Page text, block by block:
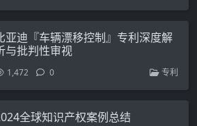
亚迪『车辆漂移控制』专利深度解
与批判性审视
1,472 0 专利
全球知识产权案例总结